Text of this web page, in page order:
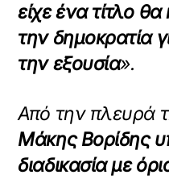
είχε ένα τίτλο
την δημοκρατία
την εξουσία».
Από την πλευρά
Μάκης Βορίδης
διαδικασία με